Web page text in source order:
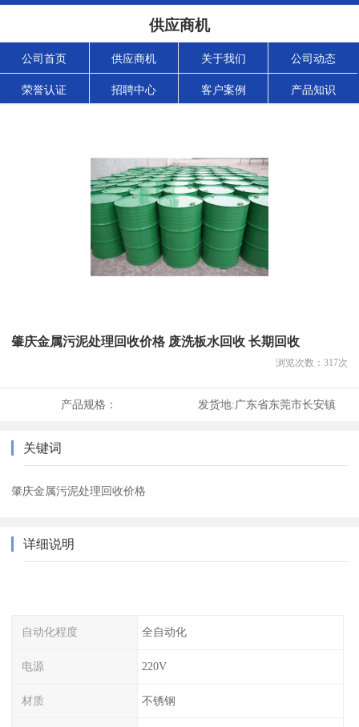
供应商机
公司首页 供应商机 关于我们 公司动态
荣誉认证 招聘中心 客户案例 产品知识
肇庆金属污泥处理回收价格 废洗板水回收 长期回收
浏览次数： 317次
产品规格： 发货地:广东省东莞市长安镇
关键词
肇庆金属污泥处理回收价格
详细说明
自动化程度 全自动化
电源 220V
材质 不锈钢